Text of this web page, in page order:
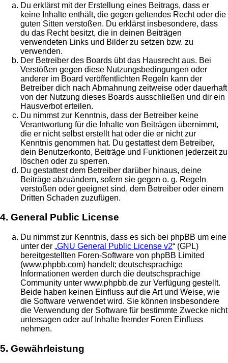
Du erklärst mit der Erstellung eines Beitrags, dass er
keine Inhalte enthält, die gegen geltendes Recht oder die
guten Sitten verstoßen. Du erklärst insbesondere, dass
du das Recht besitzt, die in deinen Beiträgen
verwendeten Links und Bilder zu setzen bzw. zu
verwenden.
Der Betreiber des Boards übt das Hausrecht aus. Bei
Verstößen gegen diese Nutzungsbedingungen oder
anderer im Board veröffentlichten Regeln kann der
Betreiber dich nach Abmahnung zeitweise oder dauerhaft
von der Nutzung dieses Boards ausschließen und dir ein
Hausverbot erteilen.
Du nimmst zur Kenntnis, dass der Betreiber keine
Verantwortung für die Inhalte von Beiträgen übernimmt,
die er nicht selbst erstellt hat oder die er nicht zur
Kenntnis genommen hat. Du gestattest dem Betreiber,
dein Benutzerkonto, Beiträge und Funktionen jederzeit zu
löschen oder zu sperren.
Du gestattest dem Betreiber darüber hinaus, deine
Beiträge abzuändern, sofern sie gegen o. g. Regeln
verstoßen oder geeignet sind, dem Betreiber oder einem
Dritten Schaden zuzufügen.
4. General Public License
Du nimmst zur Kenntnis, dass es sich bei phpBB um eine
unter der „GNU General Public License v2“ (GPL)
bereitgestellten Foren-Software von phpBB Limited
(www.phpbb.com) handelt; deutschsprachige
Informationen werden durch die deutschsprachige
Community unter www.phpbb.de zur Verfügung gestellt.
Beide haben keinen Einfluss auf die Art und Weise, wie
die Software verwendet wird. Sie können insbesondere
die Verwendung der Software für bestimmte Zwecke nicht
untersagen oder auf Inhalte fremder Foren Einfluss
nehmen.
5. Gewährleistung